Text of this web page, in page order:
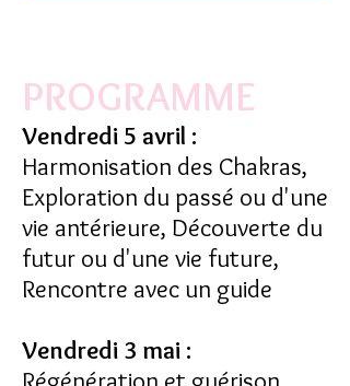
PROGRAMME​
Vendredi 5 avril :
Harmonisation des Chakras,
Exploration du passé ou d'une
vie antérieure, Découverte du
futur ou d'une vie future,
Rencontre avec un guide
​Vendredi 3 mai ​: